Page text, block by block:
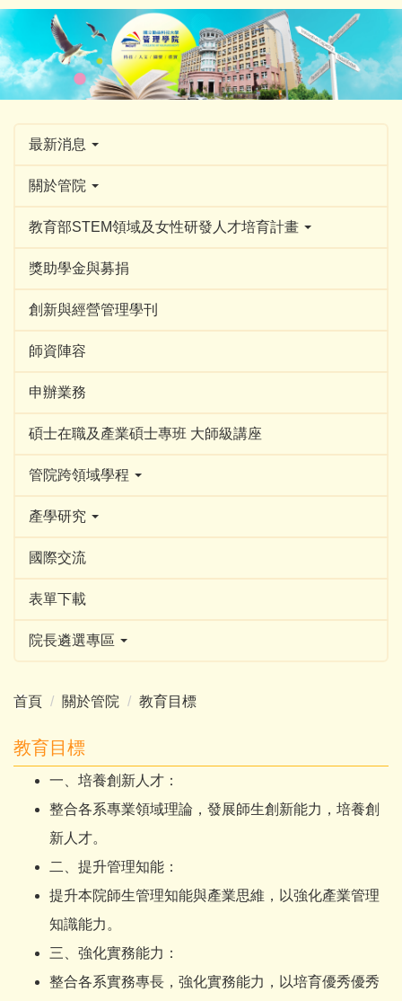
跳
到
主
要
內
最新消息
關於管院
教育部STEM領域及女性研發人才培育計畫
獎助學金與募捐
創新與經營管理學刊
師資陣容
申辦業務
碩士在職及產業碩士專班 大師級講座
管院跨領域學程
產學研究
國際交流
表單下載
院長遴選專區
首頁 關於管院 教育目標
教育目標
一、培養創新人才：
整合各系專業領域理論，發展師生創新能力，培養創
新人才。
二、提升管理知能：
提升本院師生管理知能與產業思維，以強化產業管理
知識能力。
三、強化實務能力：
整合各系實務專長，強化實務能力，以培育優秀優秀